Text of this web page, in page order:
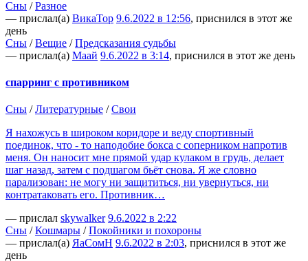
Сны /Разное
— прислал(а) ВикаТор 9.6.2022 в 12:56, приснился в этот же
день
Сны /Вещие /Предсказания судьбы
— прислал(а) Маай 9.6.2022 в 3:14, приснился в этот же день
спарринг с противником
Сны /Литературные /Свои
Я нахожусь в широком коридоре и веду спортивный
поединок, что - то наподобие бокса с соперником напротив
меня. Он наносит мне прямой удар кулаком в грудь, делает
шаг назад, затем с подшагом бьёт снова. Я же словно
парализован: не могу ни защититься, ни увернуться, ни
контратаковать его. Противник…
— прислал skywalker 9.6.2022 в 2:22
Сны /Кошмары /Покойники и похороны
— прислал(а) ЯаСомН 9.6.2022 в 2:03, приснился в этот же
день